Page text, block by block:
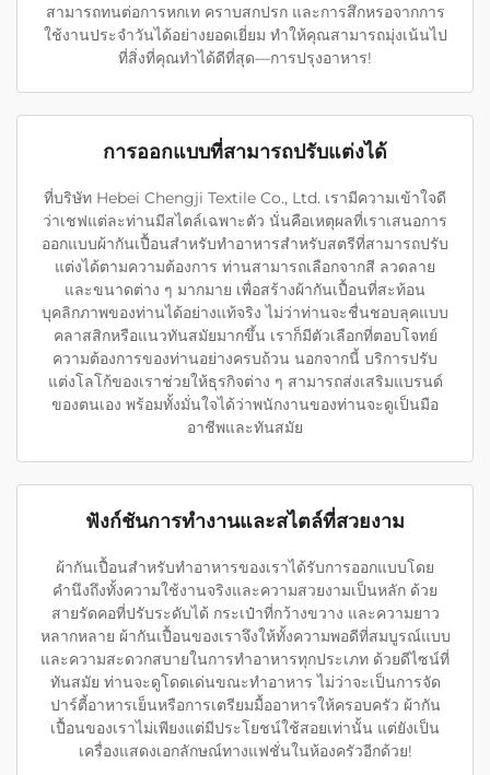
สามารถทนต่อการหกเท คราบสกปรก และการสึกหรอจากการ
ใช้งานประจำวันได้อย่างยอดเยี่ยม ทำให้คุณสามารถมุ่งเน้นไป
ที่สิ่งที่คุณทำได้ดีที่สุด—การปรุงอาหาร!
การออกแบบที่สามารถปรับแต่งได้
ที่บริษัท Hebei Chengji Textile Co., Ltd. เรามีความเข้าใจดี
ว่าเชฟแต่ละท่านมีสไตล์เฉพาะตัว นั่นคือเหตุผลที่เราเสนอการ
ออกแบบผ้ากันเปื้อนสำหรับทำอาหารสำหรับสตรีที่สามารถปรับ
แต่งได้ตามความต้องการ ท่านสามารถเลือกจากสี ลวดลาย
และขนาดต่าง ๆ มากมาย เพื่อสร้างผ้ากันเปื้อนที่สะท้อน
บุคลิกภาพของท่านได้อย่างแท้จริง ไม่ว่าท่านจะชื่นชอบลุคแบบ
คลาสสิกหรือแนวทันสมัยมากขึ้น เราก็มีตัวเลือกที่ตอบโจทย์
ความต้องการของท่านอย่างครบถ้วน นอกจากนี้ บริการปรับ
แต่งโลโก้ของเราช่วยให้ธุรกิจต่าง ๆ สามารถส่งเสริมแบรนด์
ของตนเอง พร้อมทั้งมั่นใจได้ว่าพนักงานของท่านจะดูเป็นมือ
อาชีพและทันสมัย
ฟังก์ชันการทำงานและสไตล์ที่สวยงาม
ผ้ากันเปื้อนสำหรับทำอาหารของเราได้รับการออกแบบโดย
คำนึงถึงทั้งความใช้งานจริงและความสวยงามเป็นหลัก ด้วย
สายรัดคอที่ปรับระดับได้ กระเป๋าที่กว้างขวาง และความยาว
หลากหลาย ผ้ากันเปื้อนของเราจึงให้ทั้งความพอดีที่สมบูรณ์แบบ
และความสะดวกสบายในการทำอาหารทุกประเภท ด้วยดีไซน์ที่
ทันสมัย ท่านจะดูโดดเด่นขณะทำอาหาร ไม่ว่าจะเป็นการจัด
ปาร์ตี้อาหารเย็นหรือการเตรียมมื้ออาหารให้ครอบครัว ผ้ากัน
เปื้อนของเราไม่เพียงแต่มีประโยชน์ใช้สอยเท่านั้น แต่ยังเป็น
เครื่องแสดงเอกลักษณ์ทางแฟชั่นในห้องครัวอีกด้วย!